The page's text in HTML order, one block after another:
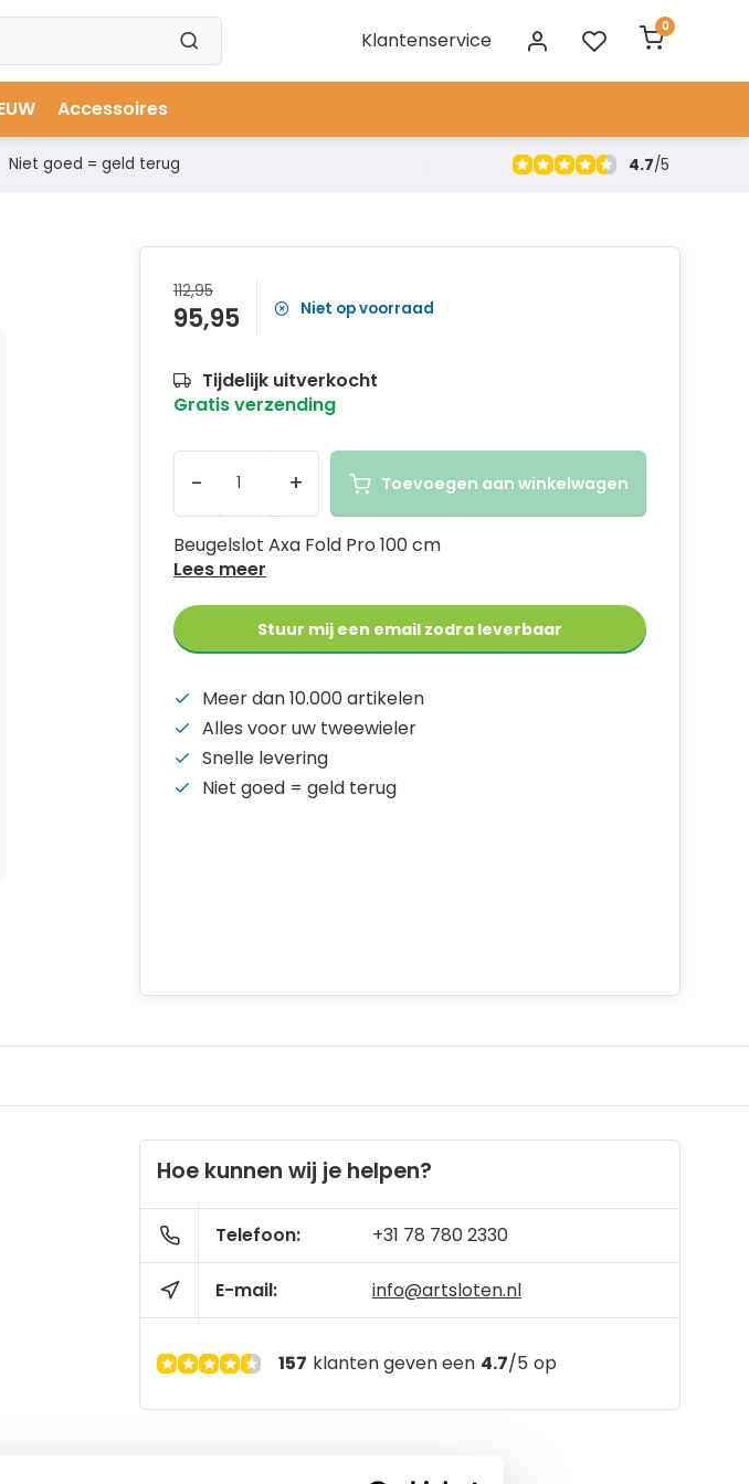
Klantenservice
0
Accessoires
Niet goed = geld terug 4.7/5
112,95
95,95 Niet op voorraad
Tijdelijk uitverkocht
Gratis verzending
- + Toevoegen aan winkelwagen
Beugelslot Axa Fold Pro 100 cm
Lees meer
Stuur mij een email zodra leverbaar
Meer dan 10.000 artikelen
Alles voor uw tweewieler
Snelle levering
Niet goed = geld terug
Hoe kunnen wij je helpen?
Telefoon: +31 78 780 2330
E-mail: info@artsloten.nl
157 klanten geven een 4.7/5 op